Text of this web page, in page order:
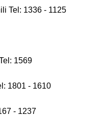
Tel: 1336 - 1125
1569
1801 - 1610
- 1237